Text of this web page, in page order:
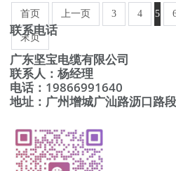
首页 上一页 3 4 5
末页
联系电话
广东坚宝电缆有限公司
联系人：杨经理
电话：19866991640
地址：广州增城广汕路沥口路